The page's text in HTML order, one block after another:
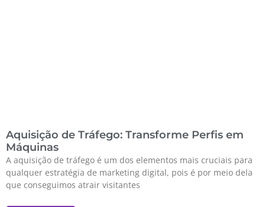
Aquisição de Tráfego: Transforme Perfis em
Máquinas
A aquisição de tráfego é um dos elementos mais cruciais para
qualquer estratégia de marketing digital, pois é por meio dela
que conseguimos atrair visitantes